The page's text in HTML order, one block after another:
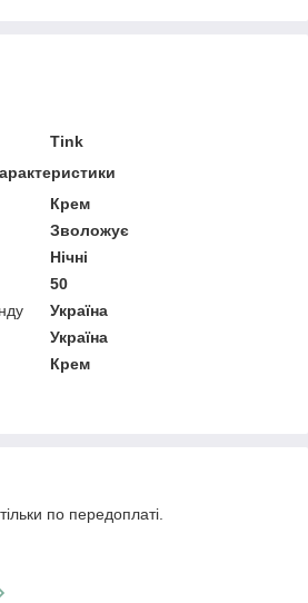
Tink
Крем
Зволожує
Нічні
50
Україна
Україна
Крем
по передоплаті.